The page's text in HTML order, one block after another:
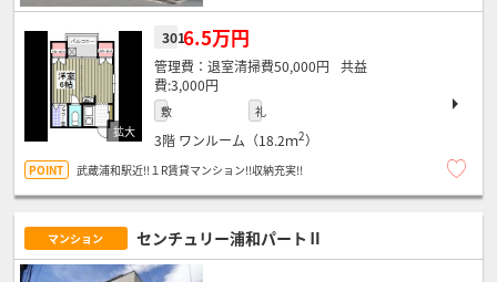
3016.5万円
退室清掃費50,000円
3,000円
敷 礼
3階 ワンルーム（18.2ｍ2）
武蔵浦和駅近!!１R賃貸マンション!!収納充実!!
マンション センチュリー浦和パートⅡ